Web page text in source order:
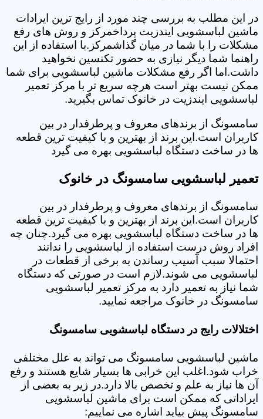
در این مطلب به بررسی چند مورد از رایج ترین ایرادات
ماشین لباسشویی ایندزیت پرداخمرکز و روش های رفع
مشکلات را با شما در میان گذاشمرکز.با استفاده از این
راهنما شما دیگر نیازی به حضور تکنسین نخواهید
داشت.اما اگر رفع مشکلات ماشین لباسشویی برای شما
ممکن نیست بهتر است هرچه سریع تر با مرکز تعمیر
لباسشویی ایندزیت در خانوک تماس بگیرید.
سامسونگ از برندهای معروف و پرطرفدار در بین
کاربران است.این برند از بهترین و با کیفیت ترین قطعه
ها در ساخت دستگاه لباسشویی بهره می گیرد
تعمیر لباسشویی سامسونگ در خانوک
سامسونگ از برندهای معروف و پرطرفدار در بین
کاربران است.این برند از بهترین و با کیفیت ترین قطعه
ها در ساخت دستگاه لباسشویی بهره می گیرد.چنان چه
افراد روش درست استفاده از لباسشویی را ندانند
احتمالا سبب آسیب رساندن به برخی از قطعات در
لباسشویی می شوند.لازم است در صورتی که دستگاه
شما نیاز به تعمیر دارد به مرکز تعمیر لباسشویی
سامسونگ در خانوک مراجعه نمایید.
اختلالات رایج در دستگاه لباسشویی سامسونگ
ماشین لباسشویی سامسونگ می تواند به علل مختلفی
خراب شود.اغلب این خرابی ها بسیار شایع هستند و رفع
آن ها نیاز به علم و تخصص بالا دارد.در زیر به بعضی از
ایراداتی که ممکن است برای ماشین لباسشویی
سامسونگ پیش بیاید اشاره می نماییم: